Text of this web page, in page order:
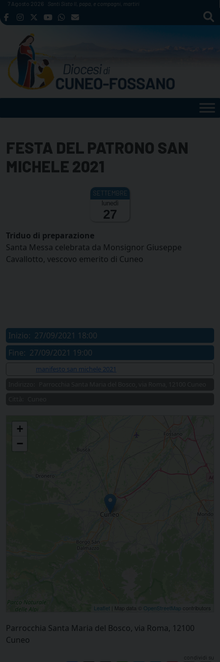
Skip
to
7 Agosto 2026 Santi Sisto II, papa, e compagni, martiri
FESTA DEL PATRONO SAN
MICHELE 2021
lunedì
27
Triduo di preparazione
Santa Messa celebrata da Monsignor Giuseppe
Cavallotto, vescovo emerito di Cuneo
Inizio: 27/09/2021 18:00
Fine: 27/09/2021 19:00
manifesto san michele 2021
+
−
Leaflet | Map data © OpenStreetMap contributors
Parrocchia Santa Maria del Bosco, via Roma, 12100
Cuneo
condividi su